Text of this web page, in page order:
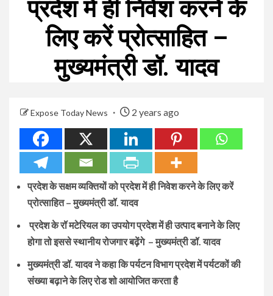
प्रदेश में ही निवेश करने के
लिए करें प्रोत्साहित –
मुख्यमंत्री डॉ. यादव
Expose Today News 2 years ago
प्रदेश के सक्षम व्यक्तियों को प्रदेश में ही निवेश करने के लिए करें
प्रोत्साहित – मुख्यमंत्री डॉ. यादव
प्रदेश के रॉ मटेरियल का उपयोग प्रदेश में ही उत्पाद बनाने के लिए
होगा तो इससे स्थानीय रोजगार बढ़ेंगे – मुख्यमंत्री डॉ. यादव
मुख्यमंत्री डॉ. यादव ने कहा कि पर्यटन विभाग प्रदेश में पर्यटकों की
संख्या बढ़ाने के लिए रोड शो आयोजित करता है